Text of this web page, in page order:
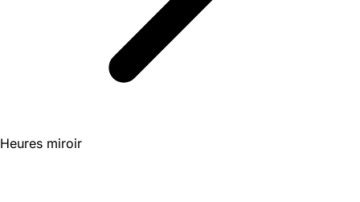
Heures miroir